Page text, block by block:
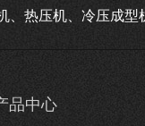
、热压机、冷压成
品中心